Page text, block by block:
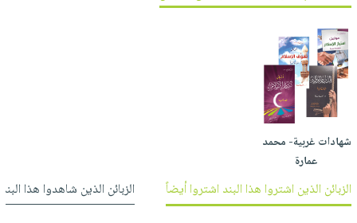
اكسسوارات
منزلية
اكسسوارات
ملابس
مطرزات
حقائب
حلي
عناية
بالذات
الاشتراكات
صندوق
القراءة
iKitab
بلا
نيل
وفرات
عن
الشركة
سياسة
الشركة
حسابك
لائحة
الأمنيات
شهادات غربية- محمد
عمارة
الزبائن الذين اشتروا هذا البند اشتروا أيضاً الزبائن الذين شاهدوا هذا